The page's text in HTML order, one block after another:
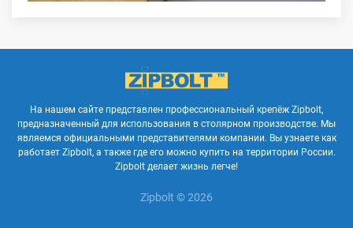
На нашем сайте представлен профессиональный крепёж Zipbolt,
предназначенный для использования в столярном производстве. Мы
являемся официальными представителями компании. Вы узнаете как
работает Zipbolt, а также где его можно купить на территории России.
Zipbolt делает жизнь легче!
Zipbolt © 2026